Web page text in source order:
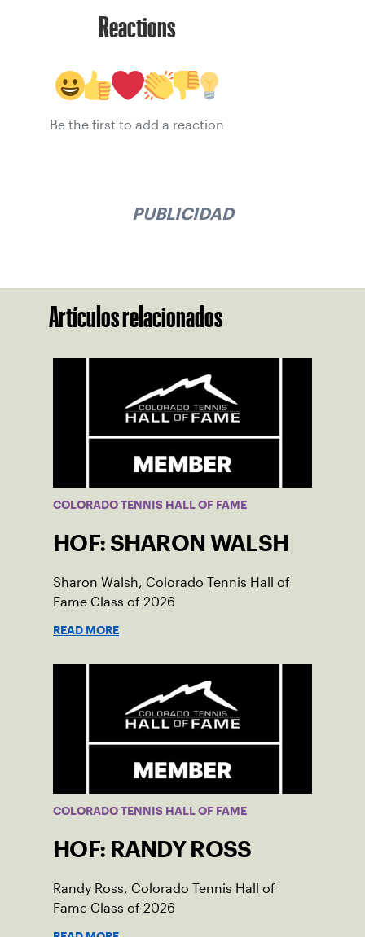
Reactions
Be the first to add a reaction
PUBLICIDAD
Artículos relacionados
COLORADO TENNIS HALL OF FAME
HOF: SHARON WALSH
Sharon Walsh, Colorado Tennis Hall of
Fame Class of 2026
READ MORE
COLORADO TENNIS HALL OF FAME
HOF: RANDY ROSS
Randy Ross, Colorado Tennis Hall of
Fame Class of 2026